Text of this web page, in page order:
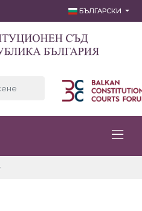
БЪЛГАРСКИ